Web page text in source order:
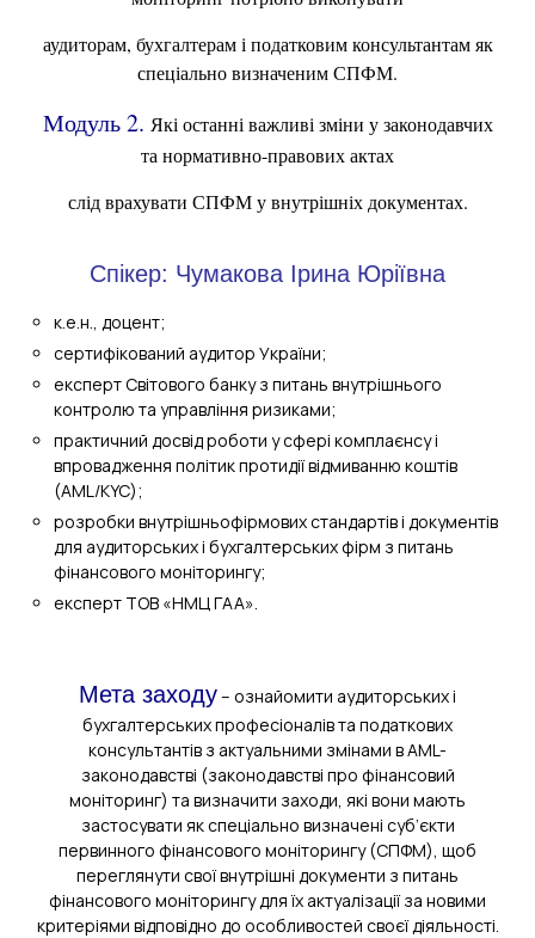
аудиторам, бухгалтерам і податковим консультантам як
спеціально визначеним СПФМ.
Модуль 2. Які останні важливі зміни у законодавчих
та нормативно-правових актах
слід врахувати СПФМ у внутрішніх документах.
Спікер: Чумакова Ірина Юріївна
к.е.н., доцент;
сертифікований аудитор України;
експерт Світового банку з питань внутрішнього
контролю та управління ризиками;
практичний досвід роботи у сфері комплаєнсу і
впровадження політик протидії відмиванню коштів
(AML/KYC);
розробки внутрішньофірмових стандартів і документів
для аудиторських і бухгалтерських фірм з питань
фінансового моніторингу;
експерт ТОВ «НМЦ ГАА».
Мета заходу– ознайомити аудиторських і
бухгалтерських професіоналів та податкових
консультантів з актуальними змінами в AML-
законодавстві (законодавстві про фінансовий
моніторинг) та визначити заходи, які вони мають
застосувати як спеціально визначені суб’єкти
первинного фінансового моніторингу (СПФМ), щоб
переглянути свої внутрішні документи з питань
фінансового моніторингу для їх актуалізації за новими
критеріями відповідно до особливостей своєї діяльності.